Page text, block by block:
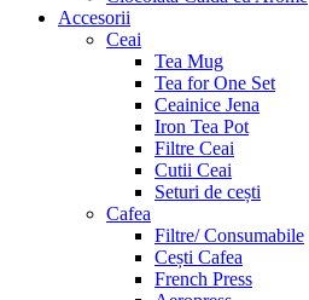
Accesorii
Ceai
Tea Mug
Tea for One Set
Ceainice Jena
Iron Tea Pot
Filtre Ceai
Cutii Ceai
Seturi de cești
Cafea
Filtre/ Consumabile
Cești Cafea
French Press